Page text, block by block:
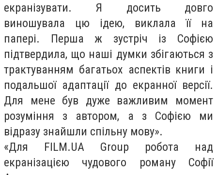
екранізувати. Я досить довго
виношувала цю ідею, виклала її на
папері. Перша ж зустріч із Софією
підтвердила, що наші думки збігаються з
трактуванням багатьох аспектів книги і
подальшої адаптації до екранної версії.
Для мене був дуже важливим момент
розуміння з автором, а з Софією ми
відразу знайшли спільну мову».
«Для FILM.UA Group робота над
екранізацією чудового роману Софії